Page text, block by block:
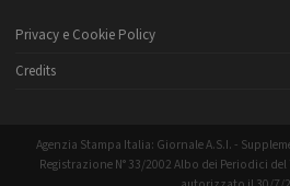
Privacy e Cookie Policy
Credits
Agenzia Stampa Italia: Giornale A.S.I. -
Registrazione N° 33/2002 Albo dei Periodici